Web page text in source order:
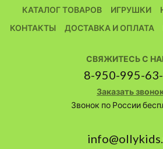
КАТАЛОГ ТОВАРОВ ИГРУШКИ
КОНТАКТЫ
ДОСТАВКА И ОПЛАТА
СВЯЖИТЕСЬ С
8-950-995-
Заказать
Звонок по России